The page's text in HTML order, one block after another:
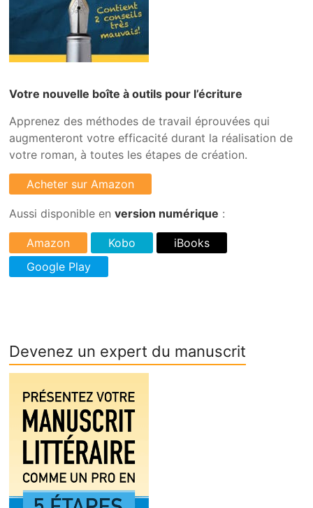
Votre nouvelle boîte à outils pour l’écriture
Apprenez des méthodes de travail éprouvées qui
augmenteront votre efficacité durant la réalisation de
votre roman, à toutes les étapes de création.
Aussi disponible enversion numérique :
Devenez un expert du manuscrit